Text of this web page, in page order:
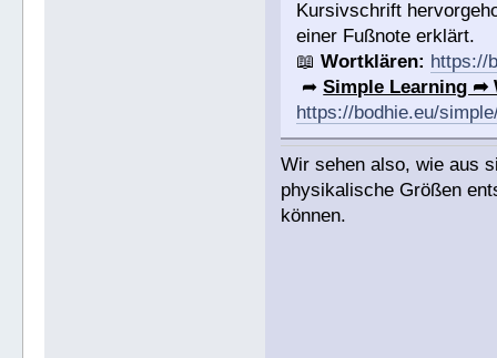
Kursivschrift
einer Fußnote erklärt.
📖Wortklären: https://
➦Simple Learning ➦
https://bodhie.eu/
Wir sehen also, wie aus
physikalische Größen
können.